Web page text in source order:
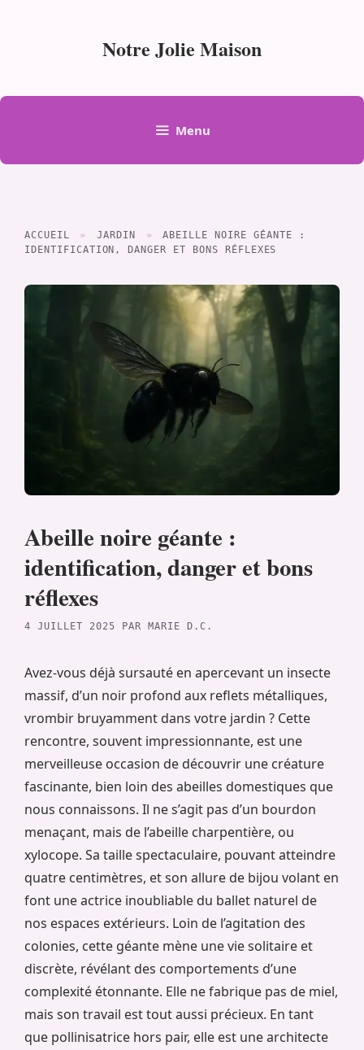
Notre Jolie Maison
Menu
ACCUEIL » JARDIN »
ABEILLE NOIRE GÉANTE :
IDENTIFICATION, DANGER ET BONS RÉFLEXES
Abeille noire géante :
identification, danger et bons
réflexes
4 JUILLET 2025 PAR MARIE D.C.
Avez-vous déjà sursauté en apercevant un insecte
massif, d’un noir profond aux reflets métalliques,
vrombir bruyamment dans votre jardin ? Cette
rencontre, souvent impressionnante, est une
merveilleuse occasion de découvrir une créature
fascinante, bien loin des abeilles domestiques que
nous connaissons. Il ne s’agit pas d’un bourdon
menaçant, mais de l’abeille charpentière, ou
xylocope. Sa taille spectaculaire, pouvant atteindre
quatre centimètres, et son allure de bijou volant en
font une actrice inoubliable du ballet naturel de
nos espaces extérieurs. Loin de l’agitation des
colonies, cette géante mène une vie solitaire et
discrète, révélant des comportements d’une
complexité étonnante. Elle ne fabrique pas de miel,
mais son travail est tout aussi précieux. En tant
que pollinisatrice hors pair, elle est une architecte